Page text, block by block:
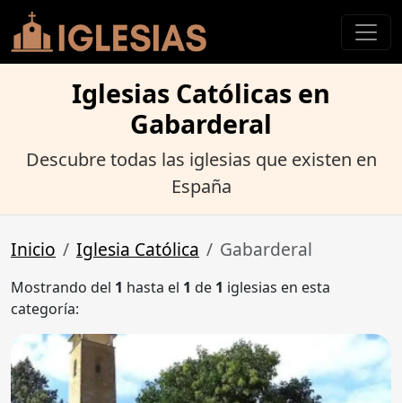
Iglesias Católicas en
Gabarderal
Descubre todas las iglesias que existen en
España
Inicio Iglesia Católica Gabarderal
Mostrando del 1 hasta el 1 de 1 iglesias en esta
categoría: